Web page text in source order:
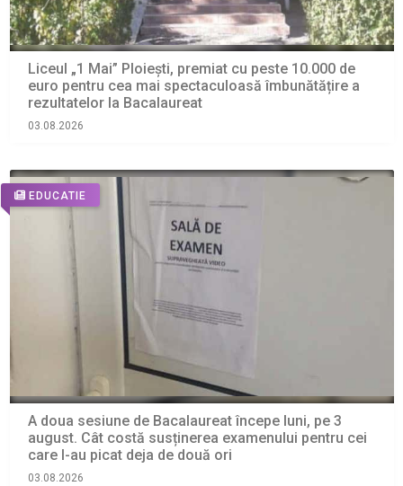
Liceul „1 Mai” Ploiești, premiat cu peste 10.000 de
euro pentru cea mai spectaculoasă îmbunătățire a
rezultatelor la Bacalaureat
03.08.2026
EDUCATIE
A doua sesiune de Bacalaureat începe luni, pe 3
august. Cât costă susținerea examenului pentru cei
care l-au picat deja de două ori
03.08.2026